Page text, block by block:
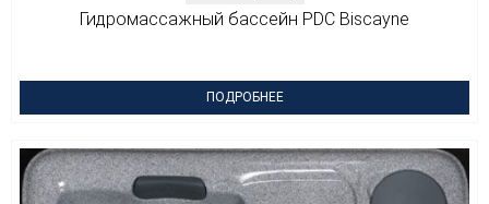
Гидромассажный бассейн PDC Biscayne
ПОДРОБНЕЕ